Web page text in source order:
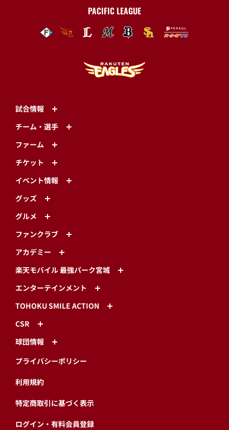
PACIFIC LEAGUE
試合情報
チーム・選手
ファーム
チケット
イベント情報
グッズ
グルメ
ファンクラブ
アカデミー
楽天モバイル 最強パーク宮城
エンターテインメント
TOHOKU SMILE ACTION
CSR
球団情報
プライバシーポリシー
利用規約
特定商取引に基づく表示
ログイン・有料会員登録